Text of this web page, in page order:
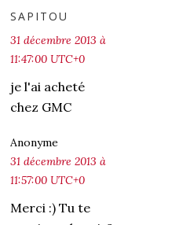
SAPITOU
31 décembre 2013 à
11:47:00 UTC+0
je l'ai acheté
chez GMC
Anonyme
31 décembre 2013 à
11:57:00 UTC+0
Merci :) Tu te